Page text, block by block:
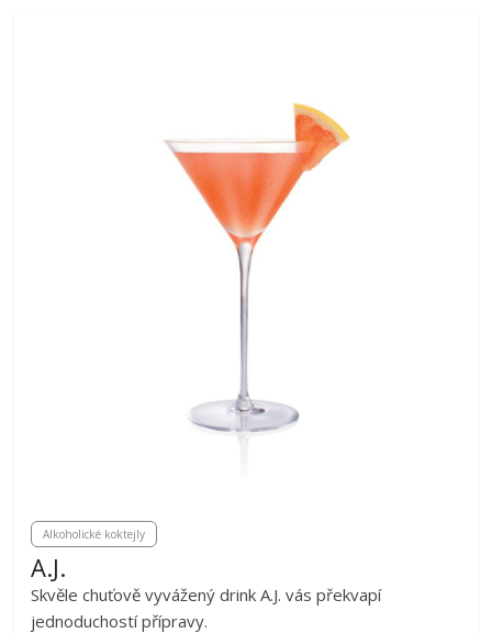
Alkoholické koktejly
A.J.
Skvěle chuťově vyvážený drink A.J. vás překvapí
jednoduchostí přípravy.